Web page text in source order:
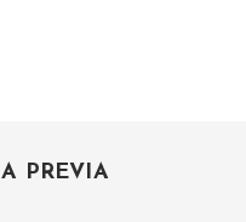
PREVIA